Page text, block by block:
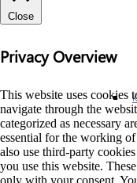
Close
Privacy Overview
This website uses cookies
navigate through the
categorized as necessary
essential for the working
also use third-party
you use this website.
only with your consent.